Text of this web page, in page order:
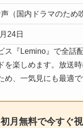
（国内ドラマのため
24日
ス『Lemino』で全話
を楽しめます。放送
、一気見にも最適で
月無料で今すぐ